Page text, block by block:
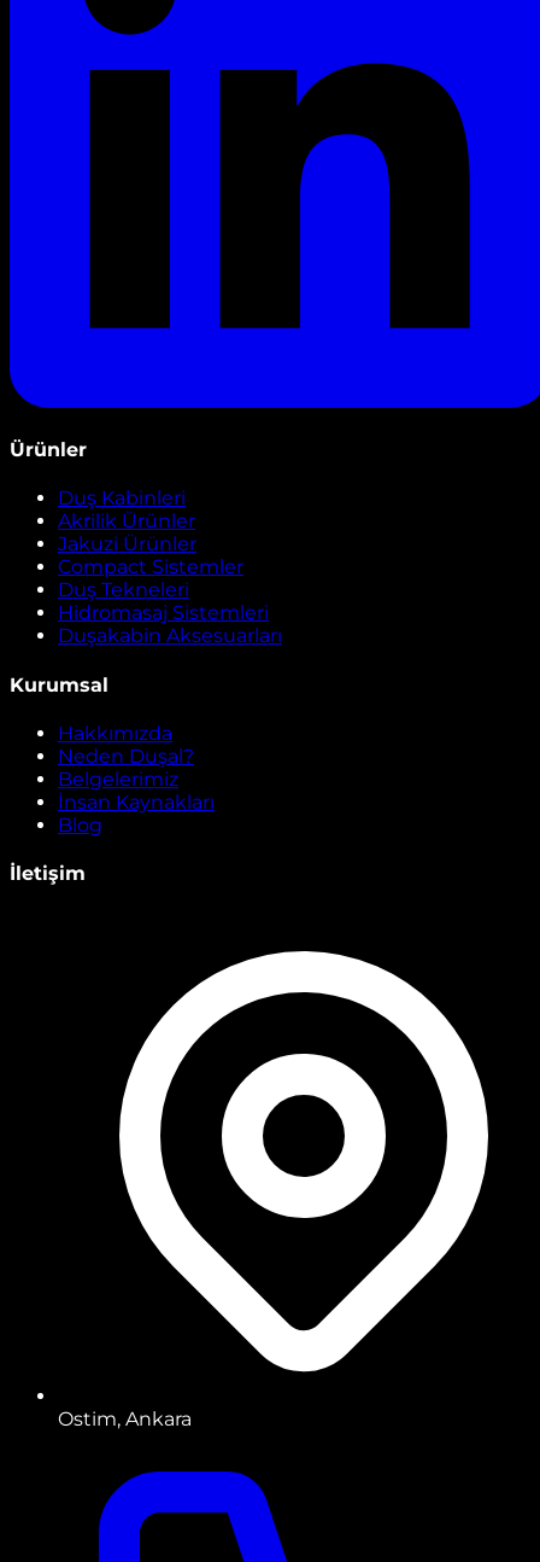
Ürünler
Duş Kabinleri
Akrilik Ürünler
Jakuzi Ürünler
Compact Sistemler
Duş Tekneleri
Hidromasaj Sistemleri
Duşakabin Aksesuarları
Kurumsal
Hakkımızda
Neden Duşal?
Belgelerimiz
İnsan Kaynakları
Blog
İletişim
Ostim, Ankara